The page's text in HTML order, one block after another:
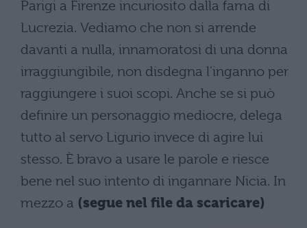
Parigi a Firenze incuriosito dalla fama di
Lucrezia. Vediamo che non si arrende
davanti a nulla, innamoratosi di una donna
irraggiungibile, non disdegna l’inganno per
raggiungere i suoi scopi. Anche se si può
definire un personaggio mediocre, delega
tutto al servo Ligurio invece di agire lui
stesso. È bravo a usare le parole e riesce
bene nel suo intento di ingannare Nicia. In
mezzo a (segue nel file da scaricare)